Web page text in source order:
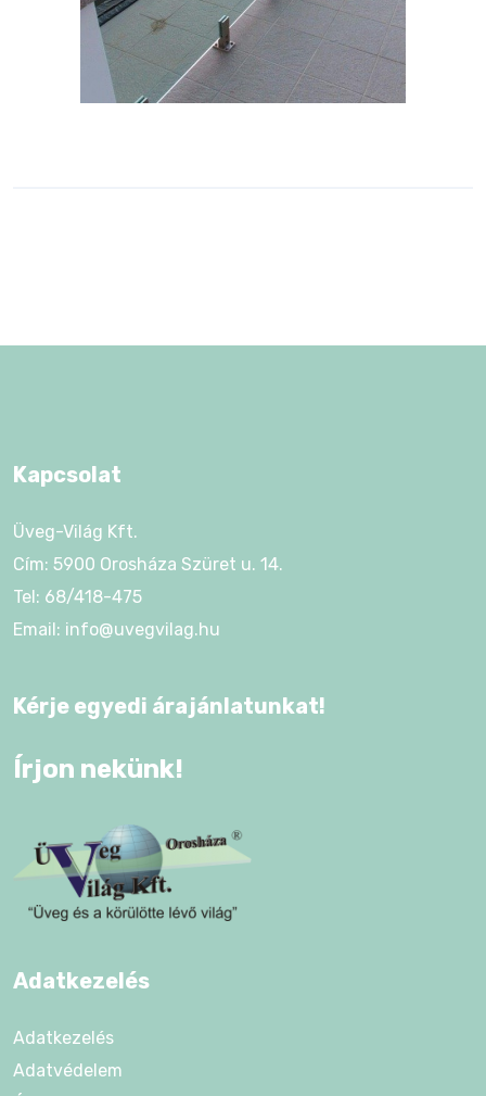
Kapcsolat
Üveg-Világ Kft.
Cím: 5900 Orosháza Szüret u. 14.
Tel: 68/418-475
Email: info@uvegvilag.hu
Kérje egyedi árajánlatunkat!
Írjon nekünk!
Adatkezelés
Adatkezelés
Adatvédelem